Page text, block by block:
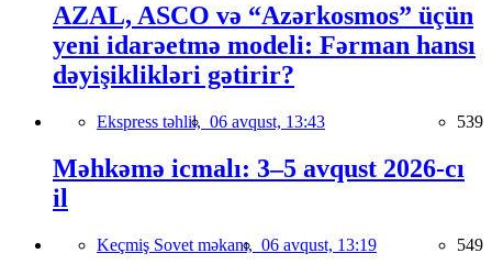
AZAL, ASCO və “Azərkosmos” üçün
yeni idarəetmə modeli: Fərman hansı
dəyişiklikləri gətirir?
Ekspress təhlil, 06 avqust, 13:43 539
Məhkəmə icmalı: 3–5 avqust 2026-cı
il
Keçmiş Sovet məkanı, 06 avqust, 13:19 549